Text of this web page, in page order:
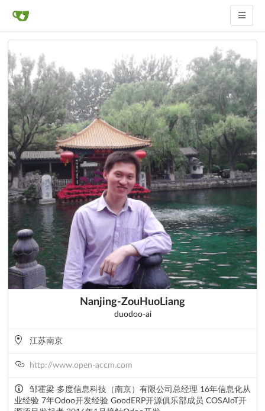
Nanjing-ZouHuoLiang
duodoo-ai
江苏南京
http://www.open-accm.com
邹霍梁 多度信息科技（南京）有限公司总经理 16年信息化从
业经验 7年Odoo开发经验 GoodERP开源俱乐部成员 COSAIoT开